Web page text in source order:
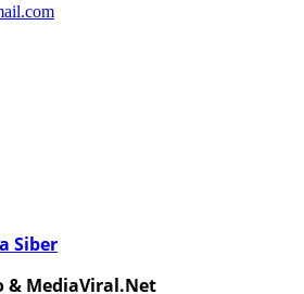
Siber
& MediaViral.Net